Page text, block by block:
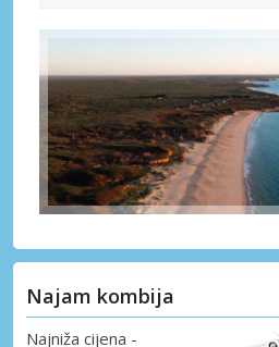
Najam kombija
Najniža cijena -